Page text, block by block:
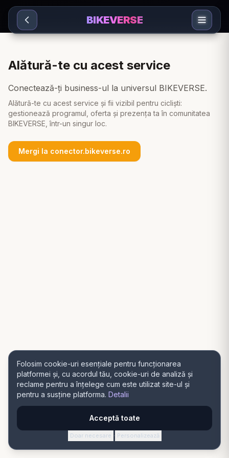
Sari la conținut
Folosim cookie-uri esențiale pentru funcționarea
platformei și, cu acordul tău, cookie-uri de analiză și
reclame pentru a înțelege cum este utilizat site-ul și
pentru a susține platforma. Detalii
Acceptă toate
Doar necesare · Personalizează
BIKEVERSE
Alătură-te cu acest service
Conectează-ți business-ul la universul BIKEVERSE.
Alătură-te cu acest service și fii vizibil pentru cicliști:
gestionează programul, oferta și prezența ta în comunitatea
BIKEVERSE, într-un singur loc.
Mergi la conector.bikeverse.ro